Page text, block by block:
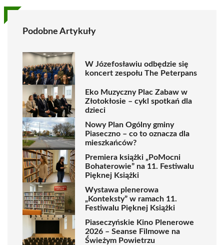
Podobne Artykuły
W Józefosławiu odbędzie się
koncert zespołu The Peterpans
Eko Muzyczny Plac Zabaw w
Złotokłosie – cykl spotkań dla
dzieci
Nowy Plan Ogólny gminy
Piaseczno – co to oznacza dla
mieszkańców?
Premiera książki „PoMocni
Bohaterowie” na 11. Festiwalu
Pięknej Książki
Wystawa plenerowa
„Konteksty” w ramach 11.
Festiwalu Pięknej Książki
Piaseczyńskie Kino Plenerowe
2026 – Seanse Filmowe na
Świeżym Powietrzu